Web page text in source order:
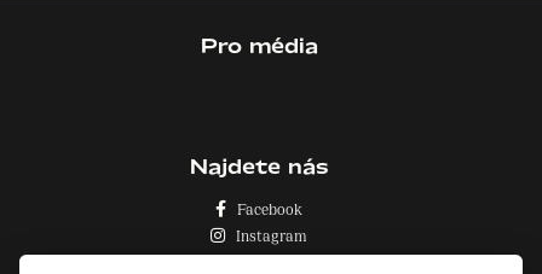
Pro média
Najdete nás
Facebook
Instagram
Zásady o používání cookies